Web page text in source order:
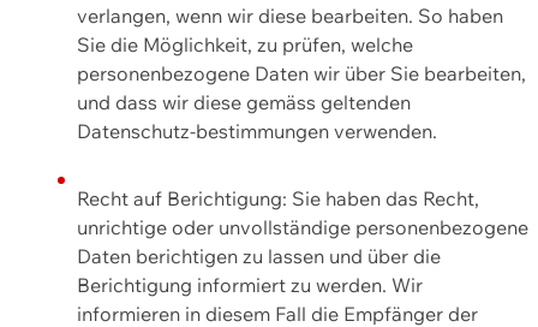
verlangen, wenn wir diese bearbeiten. So haben
Sie die Möglichkeit, zu prüfen, welche
personenbezogene Daten wir über Sie bearbeiten,
und dass wir diese gemäss geltenden
Datenschutz-bestimmungen verwenden.
Recht auf Berichtigung: Sie haben das Recht,
unrichtige oder unvollständige personenbezogene
Daten berichtigen zu lassen und über die
Berichtigung informiert zu werden. Wir
informieren in diesem Fall die Empfänger der